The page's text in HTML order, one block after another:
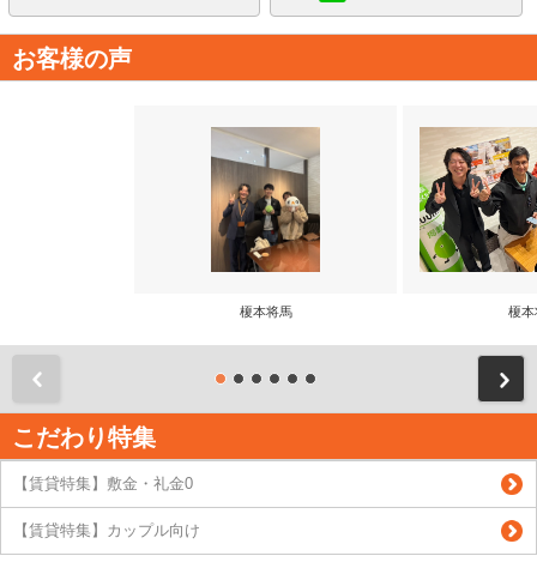
お客様の声
榎本将馬 榎本
こだわり特集
【賃貸特集】敷金・礼金0
【賃貸特集】カップル向け